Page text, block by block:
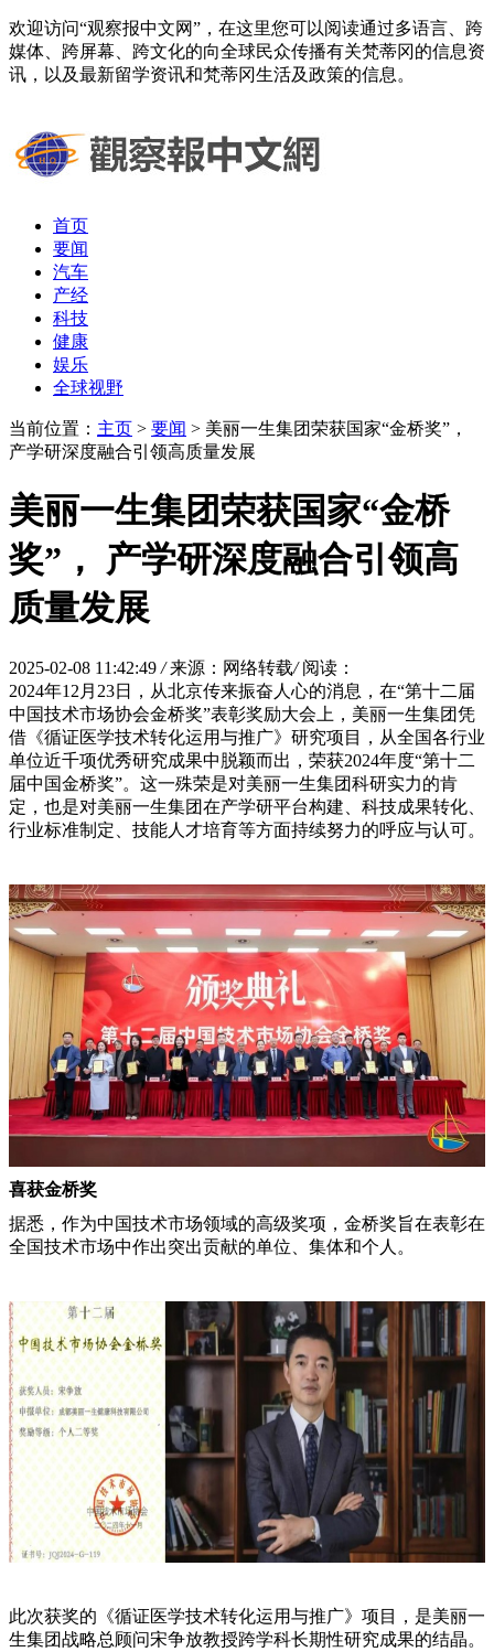
欢迎访问“观察报中文网”，在这里您可以阅读通过多语言、跨
媒体、跨屏幕、跨文化的向全球民众传播有关梵蒂冈的信息资
讯，以及最新留学资讯和梵蒂冈生活及政策的信息。
首页
要闻
汽车
产经
科技
健康
娱乐
全球视野
当前位置： 主页 > 要闻 > 美丽一生集团荣获国家“金桥奖”，
产学研深度融合引领高质量发展
美丽一生集团荣获国家“金桥
奖”， 产学研深度融合引领高
质量发展
2025-02-08 11:42:49 / 来源：网络转载/ 阅读：
2024年12月23日，从北京传来振奋人心的消息，在“第十二届
中国技术市场协会金桥奖”表彰奖励大会上，美丽一生集团凭
借《循证医学技术转化运用与推广》研究项目，从全国各行业
单位近千项优秀研究成果中脱颖而出，荣获2024年度“第十二
届中国金桥奖”。这一殊荣是对美丽一生集团科研实力的肯
定，也是对美丽一生集团在产学研平台构建、科技成果转化、
行业标准制定、技能人才培育等方面持续努力的呼应与认可。
喜获金桥奖
据悉，作为中国技术市场领域的高级奖项，金桥奖旨在表彰在
全国技术市场中作出突出贡献的单位、集体和个人。
此次获奖的《循证医学技术转化运用与推广》项目，是美丽一
生集团战略总顾问宋争放教授跨学科长期性研究成果的结晶。